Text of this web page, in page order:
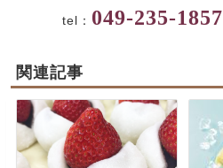
tel： 049-235-1857
関連記事